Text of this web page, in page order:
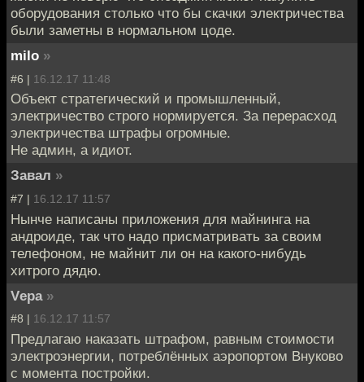
оборудования столько что бы скачки электричества
были заметны в нормальном цоде.
milo »
#6 | 16.12.17 11:48
Объект стратегический и промышленный,
электричество строго нормируется. За перерасход
электричества штрафы огромные.
Не админ, а идиот.
Завал »
#7 | 16.12.17 11:57
Нынче написаны приложения для майнинга на
андроиде, так что надо присматривать за своим
телефоном, не майнит ли он на какого-нибудь
хитрого дядю.
Vера »
#8 | 16.12.17 11:57
Предлагаю наказать штрафом, равным стоимости
электроэнергии, потреблённых аэропортом Внуково
с момента постройки.